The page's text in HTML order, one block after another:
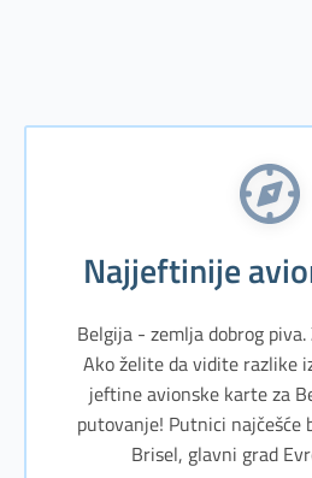
Najjeftinije
Belgija - zemlja dobrog
Ako želite da vidite razlike
jeftine avionske karte za
putovanje! Putnici najčešće
Brisel, glavni grad